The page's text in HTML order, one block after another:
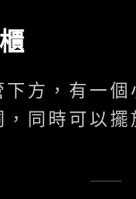
方，有一
同時可以